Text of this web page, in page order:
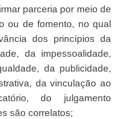
parceria por meio de
ou de fomento, no qual
dos princípios da
da impessoalidade,
da publicidade,
da vinculação ao
do julgamento
são correlatos;